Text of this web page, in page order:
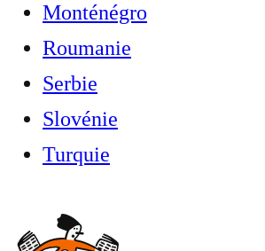
Monténégro
Roumanie
Serbie
Slovénie
Turquie